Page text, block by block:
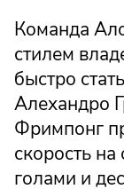
Команда
стилем
быстро
Алехандро
Фримпонг
скорость
голами и